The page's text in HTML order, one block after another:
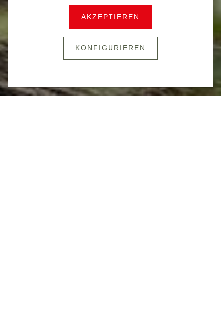
OFFIZIER IM EINSATZ
AKZEPTIEREN
KONFIGURIEREN